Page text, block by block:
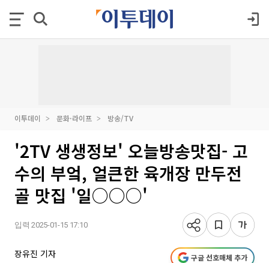
이투데이 문화·라이프 방송/TV
'2TV 생생정보' 오늘방송맛집- 고
수의 부엌, 얼큰한 육개장 만두전
골 맛집 '일○○○'
입력 2025-01-15 17:10
장유진 기자 구글 선호매체 추가